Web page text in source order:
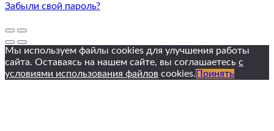
Забыли свой пароль?
Мы используем файлы cookies для улучшения работы
сайта. Оставаясь на нашем сайте, вы соглашаетесь с
условиями использования файлов cookies. Принять